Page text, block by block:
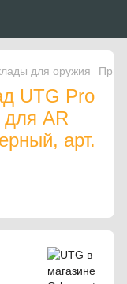
для оружия
UTG Pro
для AR
арт.